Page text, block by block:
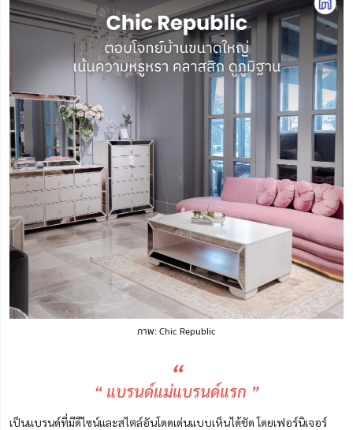
ภาพ: Chic Republic
“
“ แบรนด์แม่แบรนด์แรก ”
เป็นแบรนด์ที่มีดีไซน์และสไตล์อันโดดเด่นแบบเห็นได้ชัด โดยเฟอร์นิเจอร์